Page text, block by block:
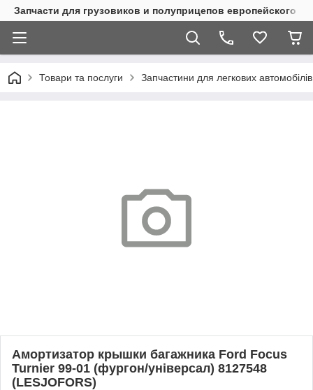
Запчасти для грузовиков и полуприцепов европейского
Товари та послуги Запчастини для легкових автомобілів
Амортизатор крышки багажника Ford Focus
Turnier 99-01 (фургон/універсал) 8127548
(LESJOFORS)